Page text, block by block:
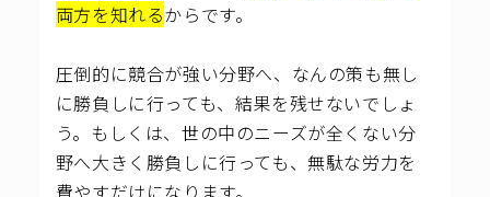
両方を知れるからです。
圧倒的に競合が強い分野へ、なんの策も無し
に勝負しに行っても、結果を残せないでしょ
う。もしくは、世の中のニーズが全くない分
野へ大きく勝負しに行っても、無駄な労力を
費やすだけになります。